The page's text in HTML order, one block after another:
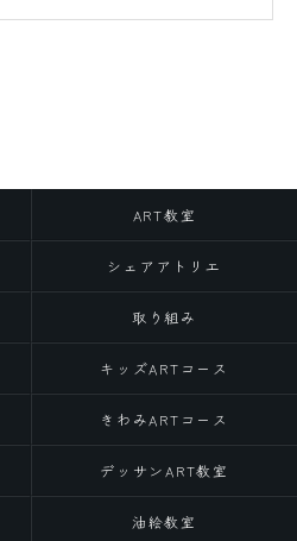
ART教室
シェアアトリエ
取り組み
キッズARTコース
きわみARTコース
デッサンART教室
油絵教室